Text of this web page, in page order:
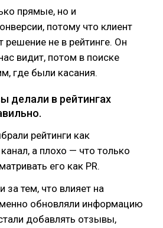
прямые, но и
потому что клиент
решение не в рейтинге. Он
видит, потом в поиске
где были касания.
делали в рейтингах
рейтинги как
а плохо — что только
его как PR.
за тем, что влияет на
обновляли информацию
добавлять отзывы,